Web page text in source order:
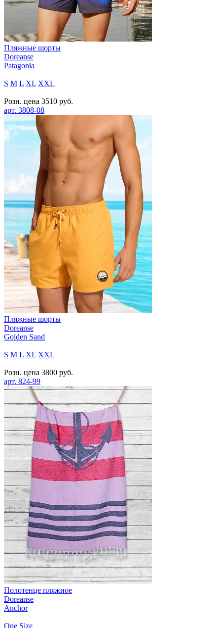
Пляжные шорты
Doreanse
Patagonia
S M L XL XXL
Розн. цена 3510 руб.
арт. 3808-08
Пляжные шорты
Doreanse
Golden Sand
S M L XL XXL
Розн. цена 3800 руб.
арт. 824-99
Полотенце пляжное
Doreanse
Anchor
One Size